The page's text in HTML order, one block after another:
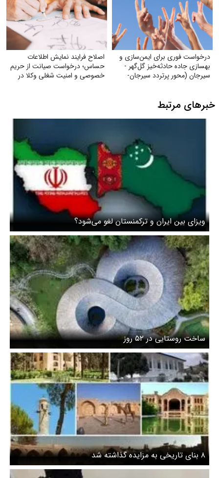
درخواست فوری برای ایمن‌سازی و
بهسازی جاده حادثه‌خیز گل‌گهر -
سیرجان (محور پرتردد سیرجان-
اصلاح فرایند نمایش اطلاعات
حساس؛ درخواست صیانت از حریم
خصوصی و امنیت شغلی وکلا در
خبرهای مرتبط
ویزای بین ایران و ترکمنستان لغو می‌شود؟
ساخت روستایی در ۵۲ روز
۸ بنای تاریخی به مزایده گذاشته شد